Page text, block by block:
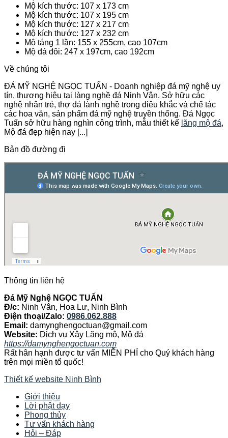
Mộ kích thước: 107 x 173 cm
Mộ kích thước: 107 x 195 cm
Mộ kích thước: 127 x 217 cm
Mộ kích thước: 127 x 232 cm
Mộ táng 1 lần: 155 x 255cm, cao 107cm
Mộ đá đôi: 247 x 197cm, cao 192cm
Về chúng tôi
ĐÁ MỸ NGHỆ NGỌC TUẤN - Doanh nghiệp đá mỹ nghệ uy
tín, thương hiệu tại làng nghề đá Ninh Vân. Sở hữu các
nghệ nhân trẻ, thợ đá lành nghề trong điêu khắc và chế tác
các hoa văn, sản phẩm đá mỹ nghệ truyền thống. Đá Ngọc
Tuấn sở hữu hàng nghìn công trình, mẫu thiết kế lăng mộ đá,
Mộ đá đẹp hiện nay [...]
Bản đồ đường đi
Thông tin liên hệ
Đá Mỹ Nghệ NGỌC TUẤN
Đ/c: Ninh Vân, Hoa Lư, Ninh Bình
Điện thoại/Zalo: 0986.062.888
Email: damynghengoctuan@gmail.com
Website: Dịch vụ Xây Lăng mộ, Mộ đá
https://damynghengoctuan.com
Rất hân hạnh được tư vấn MIỄN PHÍ cho Quý khách hàng
trên mọi miền tổ quốc!
Thiết kế website Ninh Bình
Giới thiệu
Lời phật dạy
Phong thủy
Tư vấn khách hàng
Hỏi – Đáp